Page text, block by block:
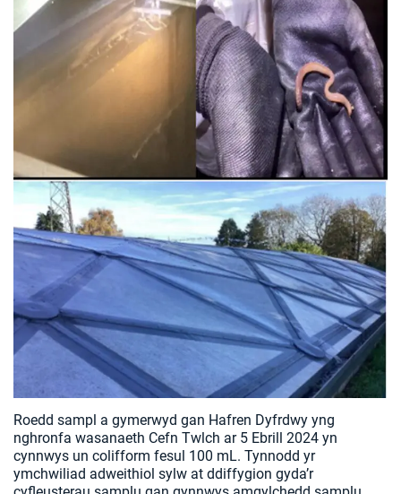
Roedd sampl a gymerwyd gan Hafren Dyfrdwy yng
nghronfa wasanaeth Cefn Twlch ar 5 Ebrill 2024 yn
cynnwys un colifform fesul 100 mL. Tynnodd yr
ymchwiliad adweithiol sylw at ddiffygion gyda’r